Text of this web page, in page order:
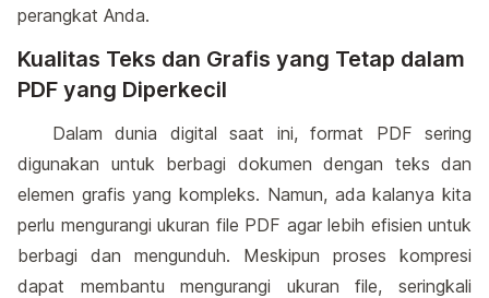
perangkat Anda.
Kualitas Teks dan Grafis yang Tetap dalam
PDF yang Diperkecil
Dalam dunia digital saat ini, format PDF sering
digunakan untuk berbagi dokumen dengan teks dan
elemen grafis yang kompleks. Namun, ada kalanya kita
perlu mengurangi ukuran file PDF agar lebih efisien untuk
berbagi dan mengunduh. Meskipun proses kompresi
dapat membantu mengurangi ukuran file, seringkali